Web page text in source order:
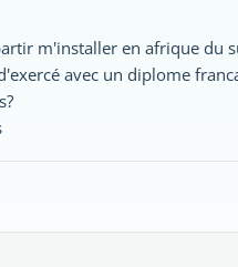
m'installer en afrique du
avec un diplome